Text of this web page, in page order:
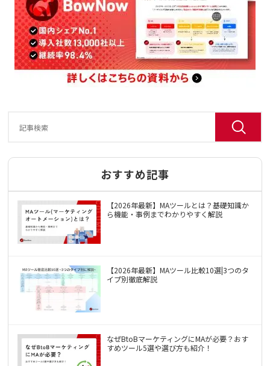
おすすめ記事
【2026年最新】MAツールとは？基礎知識か
ら機能・事例までわかりやすく解説
【2026年最新】MAツール比較10選|3つのタ
イプ別徹底解説
なぜBtoBマーケティングにMAが必要？おす
すめツール5選や選び方も紹介！